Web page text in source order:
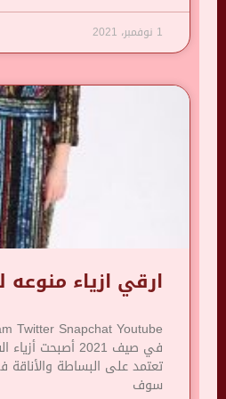
1 نوفمبر، 2021
ارقي ازياء منوعه
في صيف 2021 أصبحت
تعتمد على البساطة
سوف